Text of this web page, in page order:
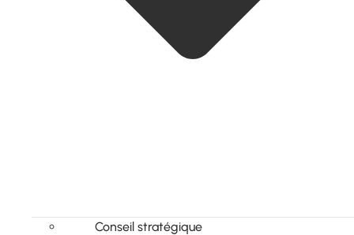
Conseil stratégique